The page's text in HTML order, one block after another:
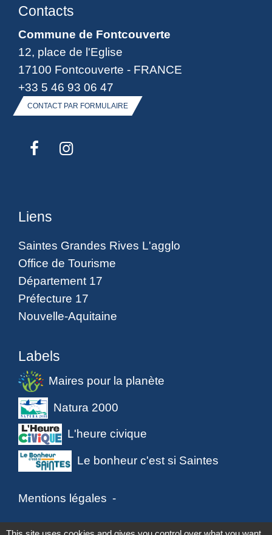
Contacts
Commune de Fontcouverte
12, place de l'Eglise
17100 Fontcouverte - FRANCE
+33 5 46 93 06 47
CONTACT PAR FORMULAIRE
Liens
Saintes Grandes Rives L'agglo
Office de Tourisme
Département 17
Préfecture 17
Nouvelle-Aquitaine
Labels
Maires pour la planète
Natura 2000
L'heure civique
Le bonheur c'est si Saintes
Mentions légales -
Politique de confidentialité - Accessibilité -